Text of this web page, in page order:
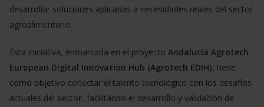
desarrollar soluciones aplicadas a necesidades reales del sector
agroalimentario.
Esta iniciativa, enmarcada en el proyecto Andalucía Agrotech
European Digital Innovation Hub (Agrotech EDIH), tiene
como objetivo conectar el talento tecnológico con los desafíos
actuales del sector, facilitando el desarrollo y validación de